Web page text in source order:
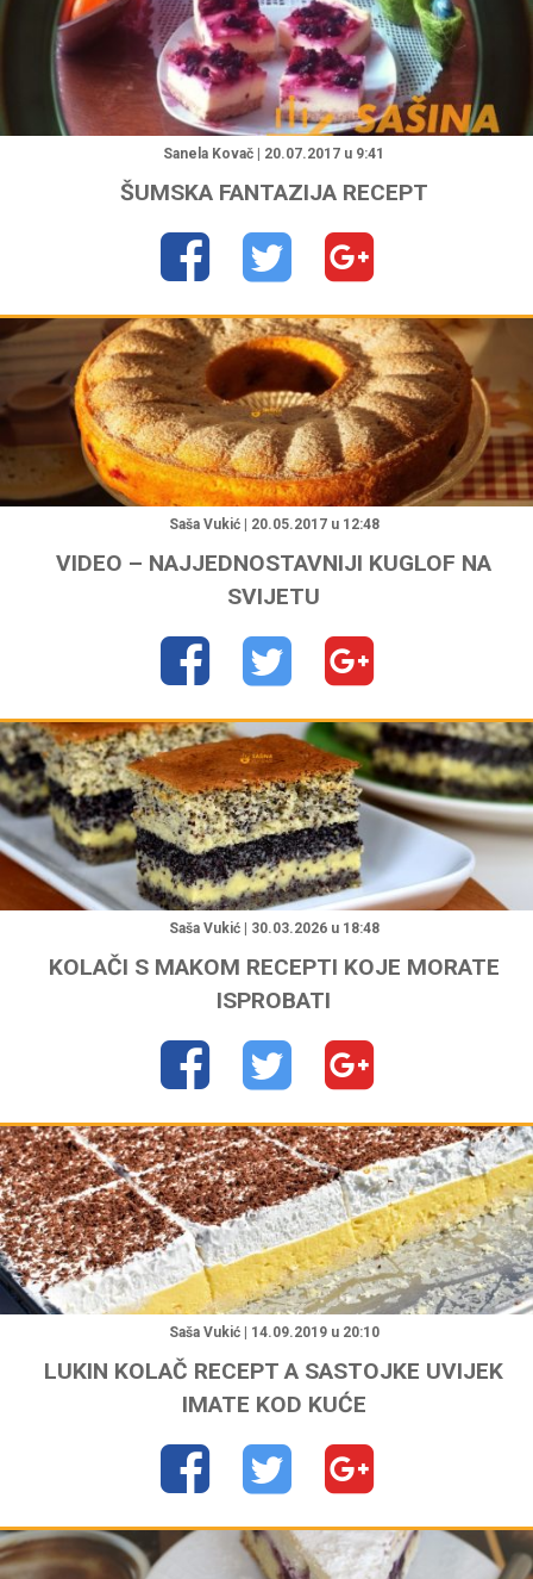
"
Sanela Kovač | 20.07.2017 u 9:41
ŠUMSKA FANTAZIJA RECEPT
"
Saša Vukić | 20.05.2017 u 12:48
VIDEO – NAJJEDNOSTAVNIJI KUGLOF NA
SVIJETU
"
Saša Vukić | 30.03.2026 u 18:48
KOLAČI S MAKOM RECEPTI KOJE MORATE
ISPROBATI
"
Saša Vukić | 14.09.2019 u 20:10
LUKIN KOLAČ RECEPT A SASTOJKE UVIJEK
IMATE KOD KUĆE